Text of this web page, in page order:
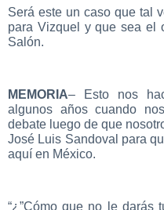
Será este un caso que tal
para Vizquel y que sea el
Salón.
MEMORIA– Esto nos
algunos años cuando
debate luego de que
José Luis Sandoval para
aquí en México.
“¿”Cómo que no le darás